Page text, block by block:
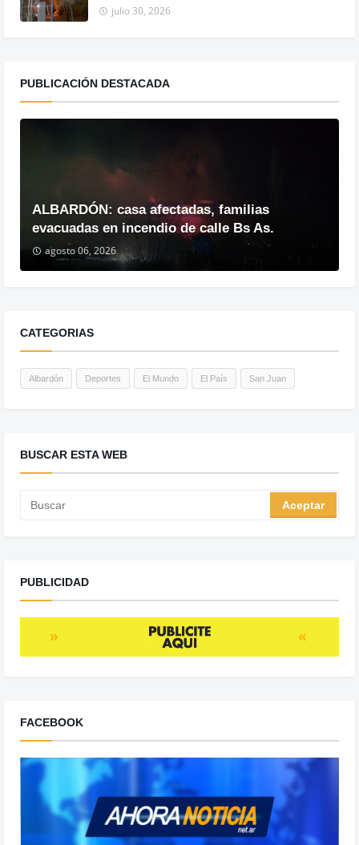
julio 30, 2026
PUBLICACIÓN DESTACADA
ALBARDÓN: casa afectadas, familias
evacuadas en incendio de calle Bs As.
agosto 06, 2026
CATEGORIAS
Albardón Deportes El Mundo El País San Juan
BUSCAR ESTA WEB
PUBLICIDAD
FACEBOOK